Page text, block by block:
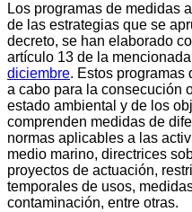
Los programas de medidas
de las estrategias que se
decreto, se han elaborado
artículo 13 de la mencionada
diciembre. Estos programas
a cabo para la consecución
estado ambiental y de los
comprenden medidas de
normas aplicables a las
medio marino, directrices
proyectos de actuación,
temporales de usos,
contaminación, entre otras.